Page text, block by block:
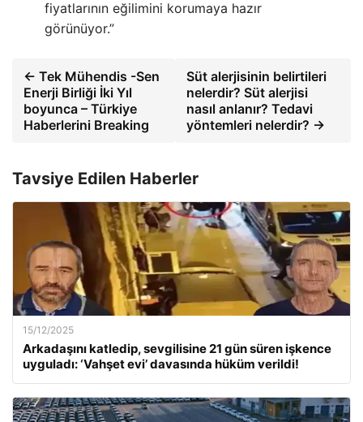
fiyatlarının eğilimini korumaya hazır
görünüyor.”
← Tek Mühendis -Sen
Enerji Birliği İki Yıl
boyunca – Türkiye
Haberlerini Breaking
Süt alerjisinin belirtileri
nelerdir? Süt alerjisi
nasıl anlanır? Tedavi
yöntemleri nelerdir? →
Tavsiye Edilen Haberler
15/12/2025
Arkadaşını katledip, sevgilisine 21 gün süren işkence
uyguladı: ‘Vahşet evi’ davasında hüküm verildi!